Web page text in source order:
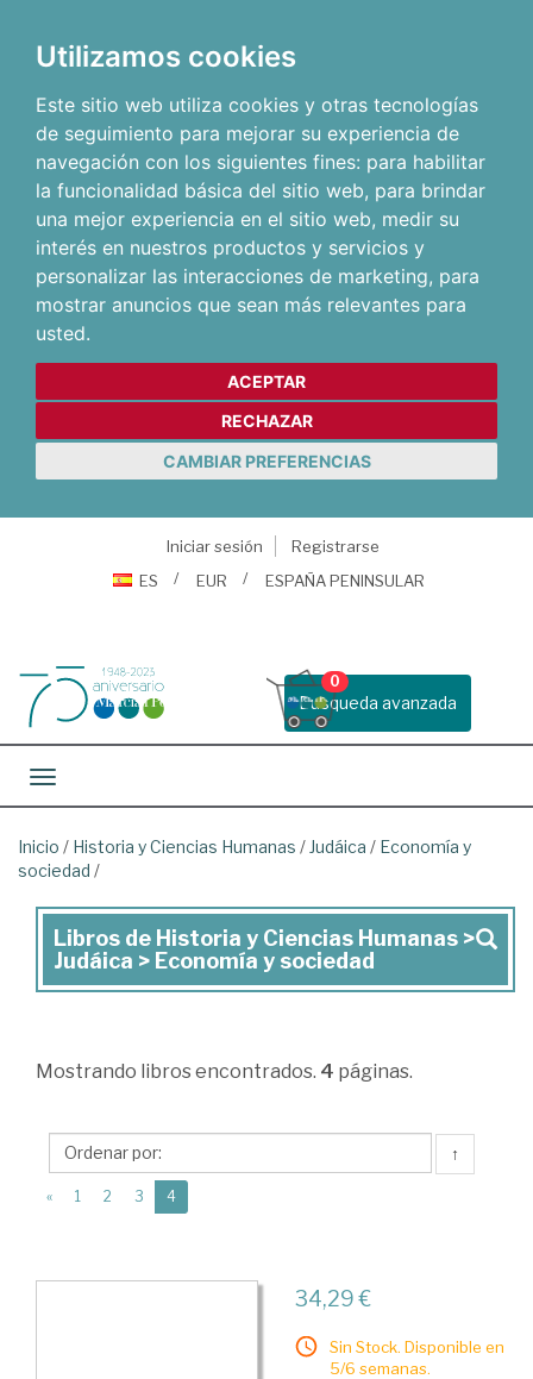
Utilizamos cookies
Este sitio web utiliza cookies y otras tecnologías
de seguimiento para mejorar su experiencia de
navegación con los siguientes fines: para habilitar
la funcionalidad básica del sitio web, para brindar
una mejor experiencia en el sitio web, medir su
interés en nuestros productos y servicios y
personalizar las interacciones de marketing, para
mostrar anuncios que sean más relevantes para
usted.
ACEPTAR
RECHAZAR
CAMBIAR PREFERENCIAS
Iniciar sesión
Registrarse
ES
EUR ESPAÑA PENINSULAR
Busqueda avanzada
0
Toggle navigation
Inicio / Historia y Ciencias Humanas / Judáica / Economía y
sociedad /
Libros
de
y
Humanas
>
Judáica
Economía
Libros de Historia y Ciencias Humanas >
Judáica > Economía y sociedad
Mostrando libros encontrados. 4 páginas.
↑
« 1 2 3 4(current)
34,29 €
Sin Stock. Disponible en
5/6 semanas.